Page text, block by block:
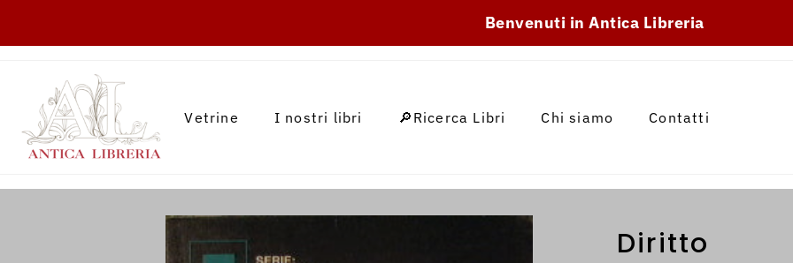
TRANSLATION MISSING: IT.ACCESSIBILITY.SKIP_TO_TEXTBenvenuti in Antica Libreria
Vetrine I nostri libri 🔎Ricerca Libri Chi siamo Contatti
Diritto